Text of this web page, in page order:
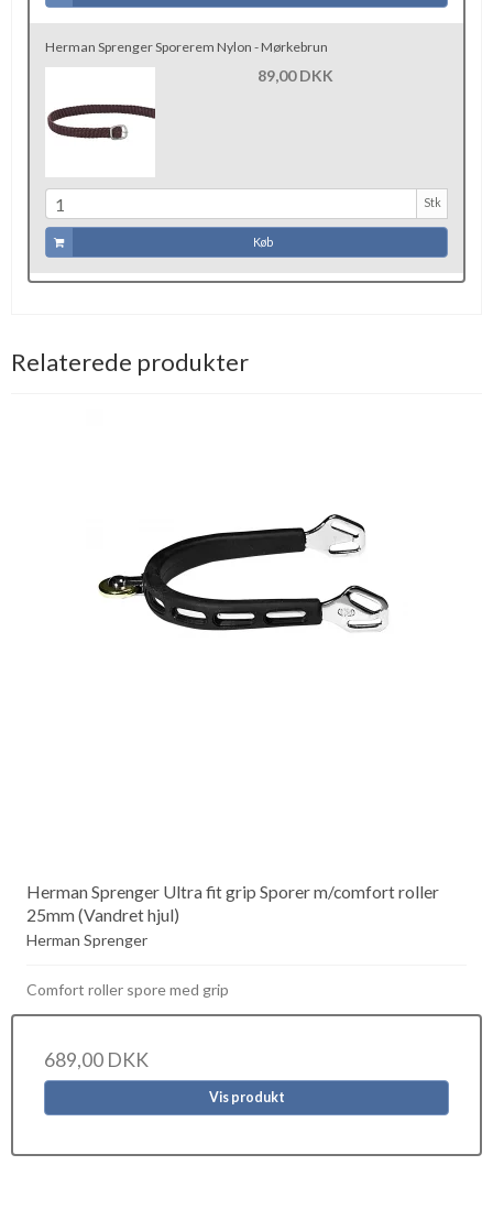
Herman Sprenger Sporerem Nylon - Mørkebrun
89,00 DKK
Stk
Køb
Relaterede produkter
Herman Sprenger Ultra fit grip Sporer m/comfort roller
25mm (Vandret hjul)
Herman Sprenger
Comfort roller spore med grip
689,00 DKK
Vis produkt